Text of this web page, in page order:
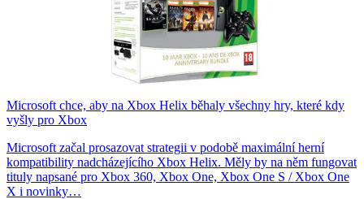
Microsoft chce, aby na Xbox Helix běhaly všechny hry, které kdy
vyšly pro Xbox
Microsoft začal prosazovat strategii v podobě maximální herní
kompatibility nadcházejícího Xbox Helix. Měly by na něm fungovat
tituly napsané pro Xbox 360, Xbox One, Xbox One S / Xbox One
X i novinky…